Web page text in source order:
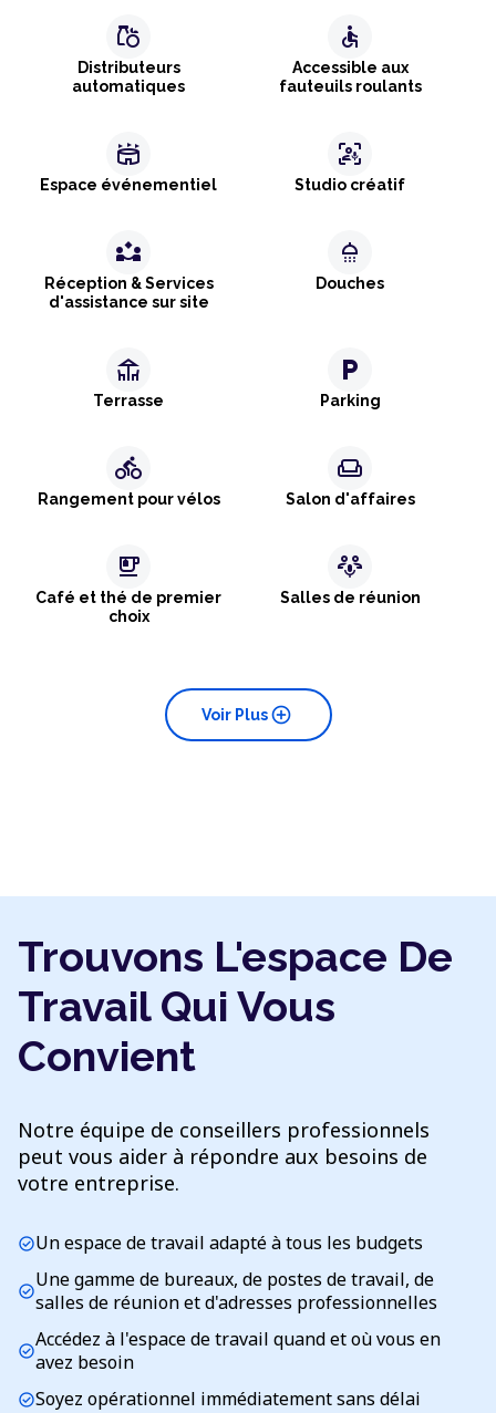
grocery
Distributeurs
automatiques
accessible
Accessible aux
fauteuils roulants
stadium
Espace événementiel
frame_person_mic
Studio créatif
partner_exchange
Réception & Services
d'assistance sur site
shower
Douches
deck
Terrasse
local_parking
Parking
directions_bike
Rangement pour vélos
weekend
Salon d'affaires
emoji_food_beverage
Café et thé de premier
choix
adaptive_audio_mic
Salles de réunion
add_circle
Voir Plus
Trouvons L'espace De
Travail Qui Vous
Convient
Notre équipe de conseillers professionnels
peut vous aider à répondre aux besoins de
votre entreprise.
check_circleUn espace de travail adapté à tous les budgets
check_circleUne gamme de bureaux, de postes de travail, de
salles de réunion et d'adresses professionnelles
check_circleAccédez à l'espace de travail quand et où vous en
avez besoin
check_circleSoyez opérationnel immédiatement sans délai